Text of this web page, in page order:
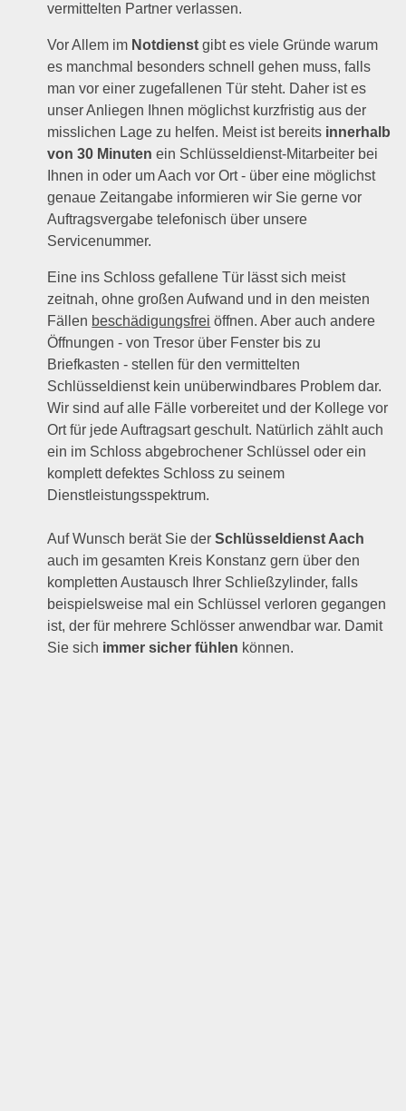
vermittelten Partner verlassen.
Vor Allem im Notdienst gibt es viele Gründe warum
es manchmal besonders schnell gehen muss, falls
man vor einer zugefallenen Tür steht. Daher ist es
unser Anliegen Ihnen möglichst kurzfristig aus der
misslichen Lage zu helfen. Meist ist bereits innerhalb
von 30 Minuten ein Schlüsseldienst-Mitarbeiter bei
Ihnen in oder um Aach vor Ort - über eine möglichst
genaue Zeitangabe informieren wir Sie gerne vor
Auftragsvergabe telefonisch über unsere
Servicenummer.
Eine ins Schloss gefallene Tür lässt sich meist
zeitnah, ohne großen Aufwand und in den meisten
Fällen beschädigungsfrei öffnen. Aber auch andere
Öffnungen - von Tresor über Fenster bis zu
Briefkasten - stellen für den vermittelten
Schlüsseldienst kein unüberwindbares Problem dar.
Wir sind auf alle Fälle vorbereitet und der Kollege vor
Ort für jede Auftragsart geschult. Natürlich zählt auch
ein im Schloss abgebrochener Schlüssel oder ein
komplett defektes Schloss zu seinem
Dienstleistungsspektrum.
Auf Wunsch berät Sie derSchlüsseldienst Aach
auch im gesamten Kreis Konstanz gern über den
kompletten Austausch Ihrer Schließzylinder, falls
beispielsweise mal ein Schlüssel verloren gegangen
ist, der für mehrere Schlösser anwendbar war. Damit
Sie sich immer sicher fühlen können.